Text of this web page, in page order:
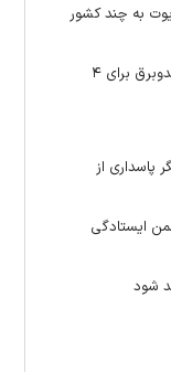
۵۲۵۰ موشک پاتریوت به چند کشور
هواشناسی ۱۴۰۵/۰۵/۱۷؛ هشدار رگبار باران و رعدوبرق برای ۴
پاسداری از
ایستادگی
شود